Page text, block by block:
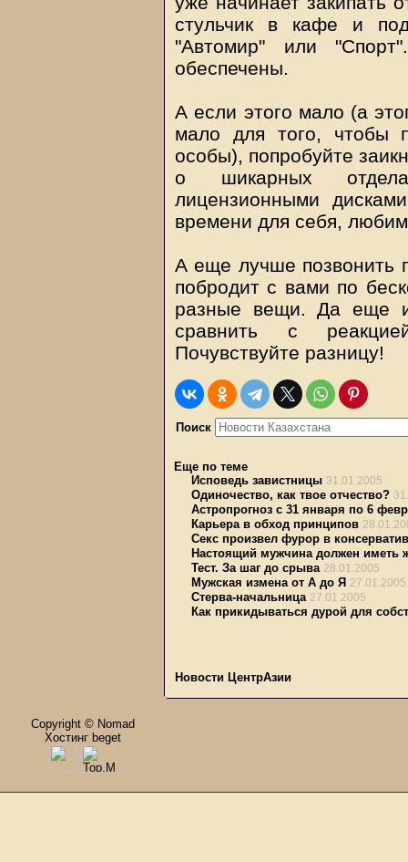
стульчик в кафе и
"Автомир" или
обеспечены.
А если этого мало (а
мало для того, чтобы
особы), попробуйте
о шикарных
лицензионными
времени для себя,
А еще лучше позвонить
побродит с вами по
разные вещи. Да еще
сравнить с
Почувствуйте разницу!
Поиск
Еще по теме
Исповедь завистницы 31.01.2005
Одиночество, как твое отчество?
Астропрогноз с 31 января по 6
Карьера в обход принципов
Секс произвел фурор в
Настоящий мужчина должен иметь
Тест. За шаг до срыва 28.01.2005
Мужская измена от А до Я 27.01.2005
Стерва-начальница 27.01.2005
Как прикидываться дурой для
Новости ЦентрАзии
Copyright © Nomad
Хостинг beget